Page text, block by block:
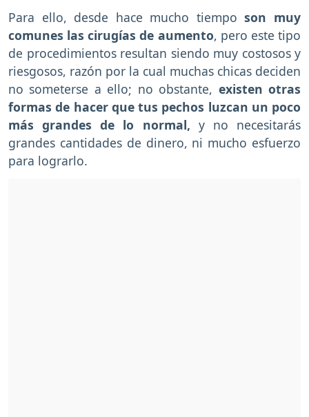
Para ello, desde hace mucho tiempo son muy
comunes las cirugías de aumento, pero este tipo
de procedimientos resultan siendo muy costosos y
riesgosos, razón por la cual muchas chicas deciden
no someterse a ello; no obstante, existen otras
formas de hacer que tus pechos luzcan un poco
más grandes de lo normal, y no necesitarás
grandes cantidades de dinero, ni mucho esfuerzo
para lograrlo.